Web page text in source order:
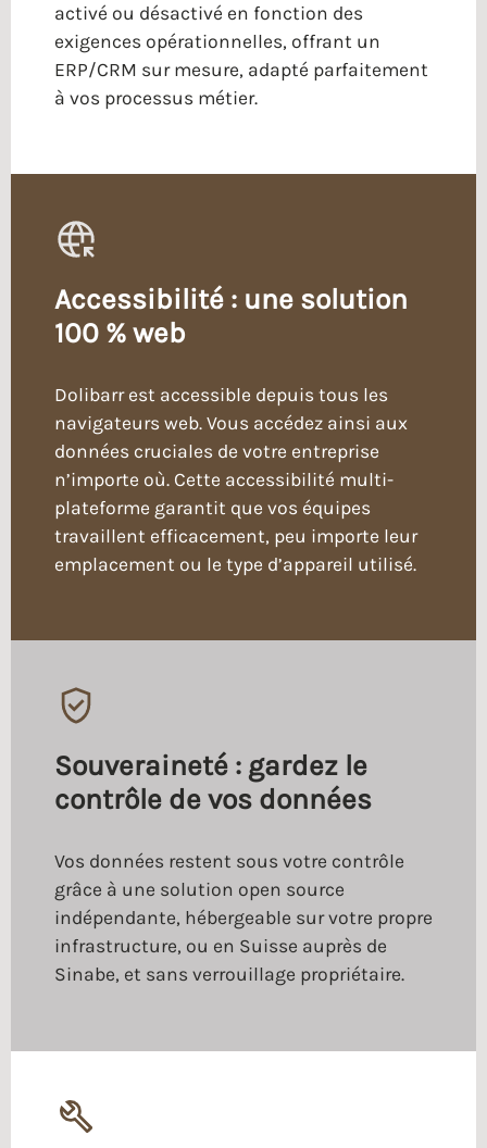
activé ou désactivé en fonction des
exigences opérationnelles, offrant un
ERP/CRM sur mesure, adapté parfaitement
à vos processus métier.
Accessibilité : une solution
100 % web
Dolibarr est accessible depuis tous les
navigateurs web. Vous accédez ainsi aux
données cruciales de votre entreprise
n’importe où. Cette accessibilité multi-
plateforme garantit que vos équipes
travaillent efficacement, peu importe leur
emplacement ou le type d’appareil utilisé.
Souveraineté : gardez le
contrôle de vos données
Vos données restent sous votre contrôle
grâce à une solution open source
indépendante, hébergeable sur votre propre
infrastructure, ou en Suisse auprès de
Sinabe, et sans verrouillage propriétaire.